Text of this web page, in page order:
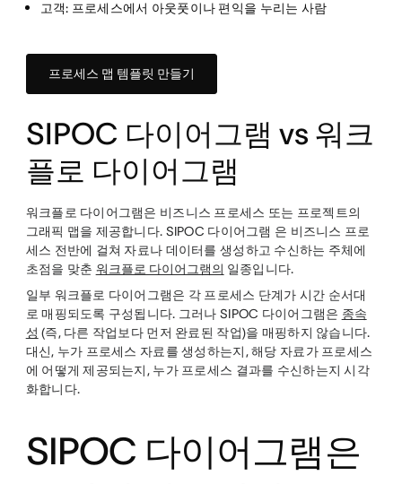
고객: 프로세스에서 아웃풋이나 편익을 누리는 사람
프로세스 맵 템플릿 만들기
SIPOC 다이어그램 vs 워크
플로 다이어그램
워크플로 다이어그램은 비즈니스 프로세스 또는 프로젝트의
그래픽 맵을 제공합니다. SIPOC 다이어그램 은 비즈니스 프로
세스 전반에 걸쳐 자료나 데이터를 생성하고 수신하는 주체에
초점을 맞춘 워크플로 다이어그램의 일종입니다.
일부 워크플로 다이어그램은 각 프로세스 단계가 시간 순서대
로 매핑되도록 구성됩니다. 그러나 SIPOC 다이어그램은 종속
성 (즉, 다른 작업보다 먼저 완료된 작업)을 매핑하지 않습니다.
대신, 누가 프로세스 자료를 생성하는지, 해당 자료가 프로세스
에 어떻게 제공되는지, 누가 프로세스 결과를 수신하는지 시각
화합니다.
SIPOC 다이어그램은